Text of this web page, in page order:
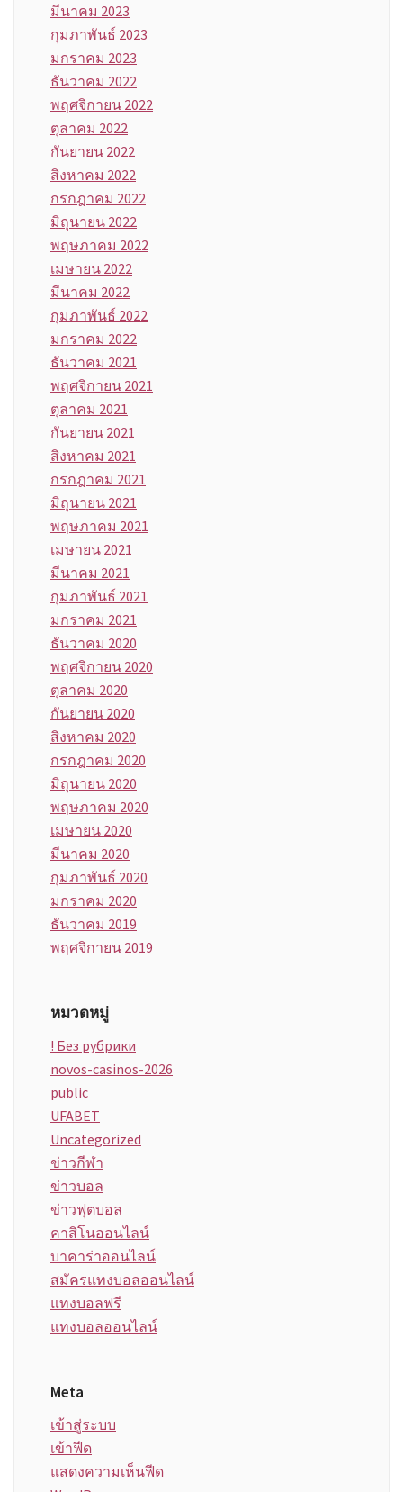
มีนาคม 2023
กุมภาพันธ์ 2023
มกราคม 2023
ธันวาคม 2022
พฤศจิกายน 2022
ตุลาคม 2022
กันยายน 2022
สิงหาคม 2022
กรกฎาคม 2022
มิถุนายน 2022
พฤษภาคม 2022
เมษายน 2022
มีนาคม 2022
กุมภาพันธ์ 2022
มกราคม 2022
ธันวาคม 2021
พฤศจิกายน 2021
ตุลาคม 2021
กันยายน 2021
สิงหาคม 2021
กรกฎาคม 2021
มิถุนายน 2021
พฤษภาคม 2021
เมษายน 2021
มีนาคม 2021
กุมภาพันธ์ 2021
มกราคม 2021
ธันวาคม 2020
พฤศจิกายน 2020
ตุลาคม 2020
กันยายน 2020
สิงหาคม 2020
กรกฎาคม 2020
มิถุนายน 2020
พฤษภาคม 2020
เมษายน 2020
มีนาคม 2020
กุมภาพันธ์ 2020
มกราคม 2020
ธันวาคม 2019
พฤศจิกายน 2019
หมวดหมู่
! Без рубрики
novos-casinos-2026
public
UFABET
Uncategorized
ข่าวกีฬา
ข่าวบอล
ข่าวฟุตบอล
คาสิโนออนไลน์
บาคาร่าออนไลน์
สมัครแทงบอลออนไลน์
แทงบอลฟรี
แทงบอลออนไลน์
Meta
เข้าสู่ระบบ
เข้าฟีด
แสดงความเห็นฟีด